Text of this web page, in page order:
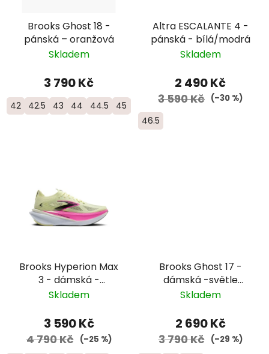
Brooks Ghost 18 -
pánská – oranžová
Skladem
3 790 Kč
42 42.5 43 44 44.5 45
Altra ESCALANTE 4 -
pánská - bílá/modrá
Skladem
2 490 Kč
3 590 Kč (–30 %)
46.5
Brooks Hyperion Max
3 - dámská -
žlutá/růžová
Skladem
3 590 Kč
4 790 Kč (–25 %)
Brooks Ghost 17 -
dámská -světle
modrá/oranžová
Skladem
2 690 Kč
3 790 Kč (–29 %)